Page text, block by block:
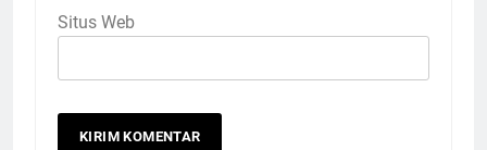
Situs Web